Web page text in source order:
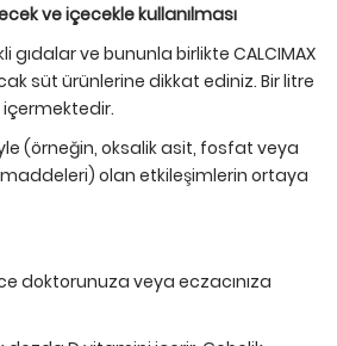
ve içecekle kullanılması
gıdalar ve bununla birlikte CALCIMAX
süt ürünlerine dikkat ediniz. Bir litre
içermektedir.
(örneğin, oksalik asit, fosfat veya
olan etkileşimlerin ortaya
doktorunuza veya eczacınıza